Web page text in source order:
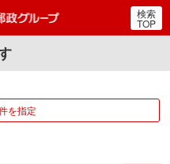
郵便局・日本郵政グルー
検索
TOP
を指定